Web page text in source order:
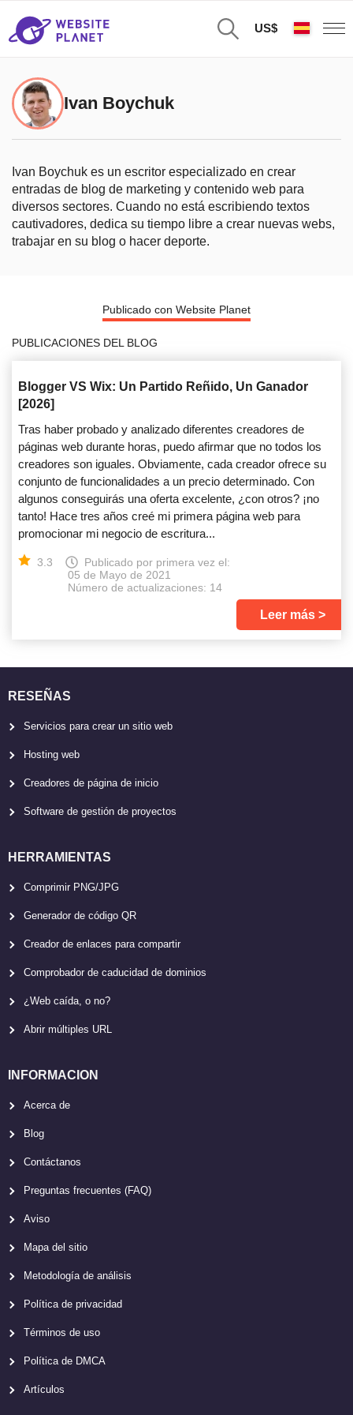
US$
Ivan Boychuk
Ivan Boychuk es un escritor especializado en crear
entradas de blog de marketing y contenido web para
diversos sectores. Cuando no está escribiendo textos
cautivadores, dedica su tiempo libre a crear nuevas webs,
trabajar en su blog o hacer deporte.
Publicado con Website Planet
PUBLICACIONES DEL BLOG
Blogger VS Wix: Un Partido Reñido, Un Ganador
[2026]
Tras haber probado y analizado diferentes creadores de
páginas web durante horas, puedo afirmar que no todos los
creadores son iguales. Obviamente, cada creador ofrece su
conjunto de funcionalidades a un precio determinado. Con
algunos conseguirás una oferta excelente, ¿con otros? ¡no
tanto! Hace tres años creé mi primera página web para
promocionar mi negocio de escritura...
3.3
Publicado por primera vez el:
05 de Mayo de 2021
Número de actualizaciones: 14
Leer más
RESEÑAS
Servicios para crear un sitio web
Hosting web
Creadores de página de inicio
Software de gestión de proyectos
HERRAMIENTAS
Comprimir PNG/JPG
Generador de código QR
Creador de enlaces para compartir
Comprobador de caducidad de dominios
¿Web caída, o no?
Abrir múltiples URL
INFORMACION
Acerca de
Blog
Contáctanos
Preguntas frecuentes (FAQ)
Aviso
Mapa del sitio
Metodología de análisis
Política de privacidad
Términos de uso
Política de DMCA
Artículos